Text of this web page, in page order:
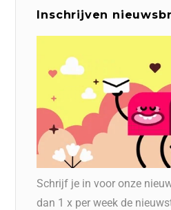
Inschrijven
Schrijf je in voor onze
dan 1 x per week de